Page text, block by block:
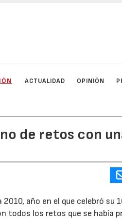
ACTUALIDAD OPINIÓN
de retos con
2010, año en el que celebró su
todos los retos que se había